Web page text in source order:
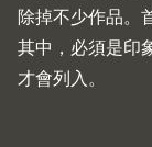
除掉不少作品。
其中，必須是印
才會列入。